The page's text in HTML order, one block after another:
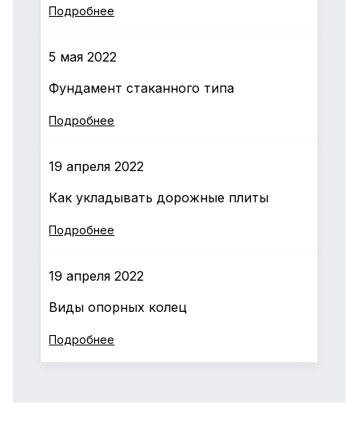
Подробнее
5 мая 2022
Фундамент стаканного типа
Подробнее
19 апреля 2022
Как укладывать дорожные плиты
Подробнее
19 апреля 2022
Виды опорных колец
Подробнее